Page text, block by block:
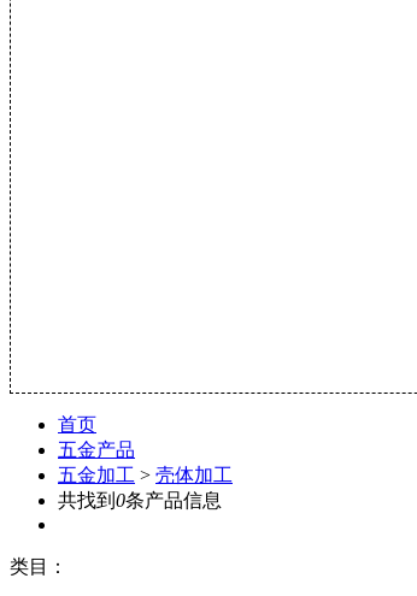
首页
五金产品
五金加工 > 壳体加工
共找到 0条产品信息
类目：